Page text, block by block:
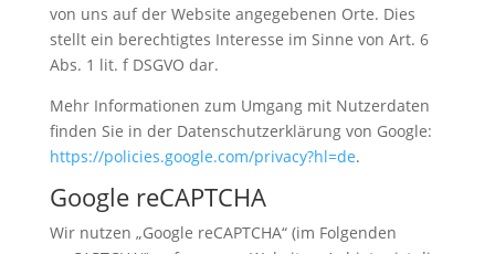
von uns auf der Website angegebenen Orte. Dies
stellt ein berechtigtes Interesse im Sinne von Art. 6
Abs. 1 lit. f DSGVO dar.
Mehr Informationen zum Umgang mit Nutzerdaten
finden Sie in der Datenschutzerklärung von Google:
https://policies.google.com/privacy?hl=de.
Google reCAPTCHA
Wir nutzen „Google reCAPTCHA“ (im Folgenden